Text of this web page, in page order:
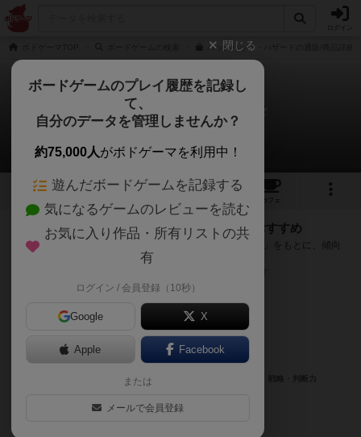
バックパック・ハザードの通販/商品詳細
バックパック・ハザード
次のおすすめボードゲーム
2 3
カフェ
『バックパック・ハザード』が好きな方へのおすすめ
このゲームのトップページで投票された「プレイ感の評価」をもとに、傾向
が近いボードゲームをランキング形式で紹介します。
閉じる
ボードゲームのプレイ履歴を記録し
て、
自分のデータを管理しませんか？
約75,000人がボドゲーマを利用中！
遊んだボードゲームを記録する
気になるゲームのレビューを読む
お気に入り作品・所有リストの共
有
ログイン / 会員登録（10秒）
Google X
Apple Facebook
または
メールで会員登録